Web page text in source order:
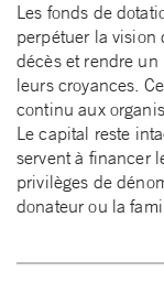
Les fonds de
perpétuer la vision
décès et rendre
leurs croyances.
continu aux
Le capital reste
servent à financer
privilèges de
donateur ou la